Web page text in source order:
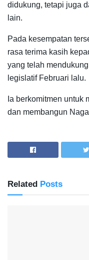
didukung, tetapi juga
lain.
Pada kesempatan
rasa terima kasih
yang telah
legislatif Februari lalu.
Ia berkomitmen untuk
dan membangun
Related Posts